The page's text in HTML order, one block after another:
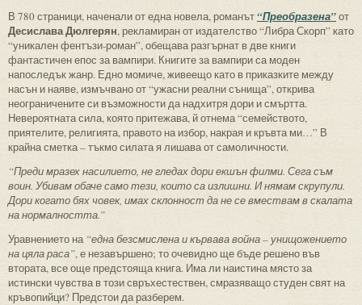
В 780 страници, наченали от една новела, романът“Преобразена”от
Десислава Дюлгерян, рекламиран от издателство “Либра Скорп” като
“уникален фентъзи-роман”, обещава разгърнат в две книги
фантастичен епос за вампири. Книгите за вампири са моден
напоследък жанр. Едно момиче, живеещо като в приказките между
насън и наяве, измъчвано от “ужасни реални сънища”, открива
неограничените си възможности да надхитря дори и смъртта.
Невероятната сила, която притежава, й отнема “семейството,
приятелите, религията, правото на избор, накрая и кръвта ми…” В
крайна сметка – тъкмо силата я лишава от самоличности.
“Преди мразех насилието, не гледах дори екшън филми. Сега съм
воин. Убивам обаче само тези, които са излишни. И нямам скрупули.
Дори когато бях човек, имах склонност да не се вмествам в скалата
на нормалността.”
Уравнението на “една безсмислена и кървава война – унищожението
на цяла раса”, е незавършено; то очевидно ще бъде решено във
втората, все още предстояща книга. Има ли наистина място за
истински чувства в този свръхестествен, смразяващо студен свят на
кръвопийци? Предстои да разберем.